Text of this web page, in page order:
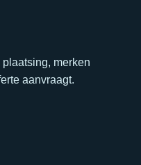
merken
aanvraagt.